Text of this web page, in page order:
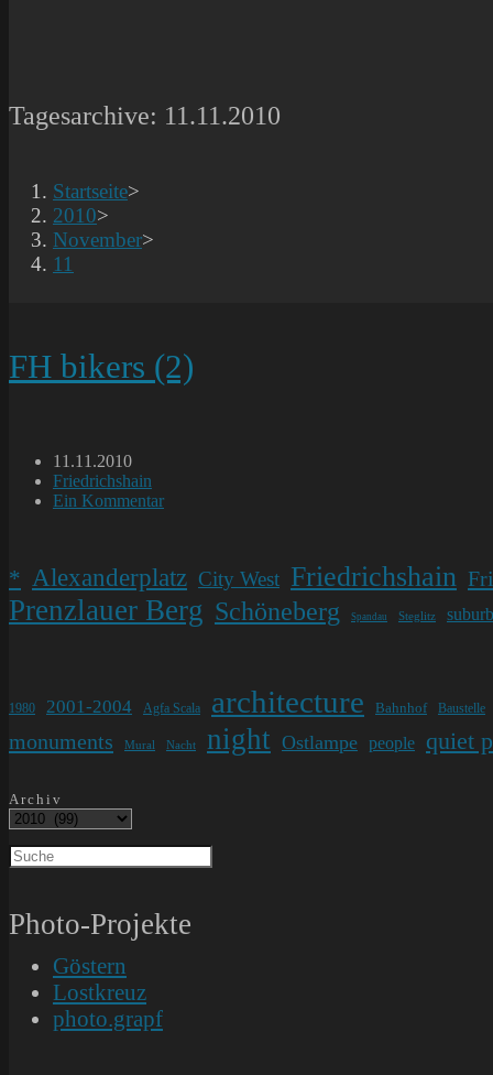
Tagesarchive: 11.11.2010
Startseite>
2010>
November>
11
FH bikers (2)
Beitrag
veröffentlicht:
11.11.2010
Beitrags-
Kategorie:
Friedrichshain
Beitrags-
Ein Kommentar
* Alexanderplatz City West Friedrichshain
Prenzlauer Berg Schöneberg Spandau Steglitz suburb
1980 2001-2004 Agfa Scala architecture Bahnhof Baustelle
monuments Mural Nacht night Ostlampe people quiet
Archiv
Photo-Projekte
Göstern
Lostkreuz
photo.grapf